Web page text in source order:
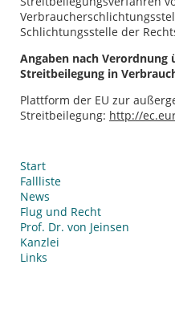
Schlichtungsstelle der
Angaben nach Verordnung
Streitbeilegung in
Plattform der EU zur
Streitbeilegung: http://
Navigation
überspringen
Start
Fallliste
News
Flug und Recht
Prof. Dr. von Jeinsen
Kanzlei
Links